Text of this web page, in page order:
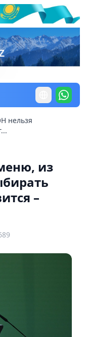
нельзя
из
–